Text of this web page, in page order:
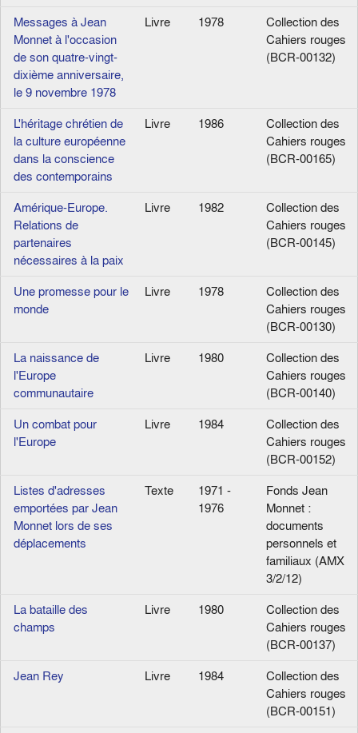
Messages à Jean
Monnet à l'occasion
de son quatre-vingt-
dixième anniversaire,
le 9 novembre 1978
Livre 1978
Collection des
Cahiers rouges
(BCR-00132)
L'héritage chrétien de
la culture européenne
dans la conscience
des contemporains
Livre 1986
Collection des
Cahiers rouges
(BCR-00165)
Amérique-Europe.
Relations de
partenaires
nécessaires à la paix
Livre 1982
Collection des
Cahiers rouges
(BCR-00145)
Une promesse pour le
monde
Livre 1978
Collection des
Cahiers rouges
(BCR-00130)
La naissance de
l'Europe
communautaire
Livre 1980
Collection des
Cahiers rouges
(BCR-00140)
Un combat pour
l'Europe
Livre 1984
Collection des
Cahiers rouges
(BCR-00152)
Listes d'adresses
emportées par Jean
Monnet lors de ses
déplacements
Texte
1971 -
1976
Fonds Jean
Monnet :
documents
personnels et
familiaux (AMX
3/2/12)
La bataille des
champs
Livre 1980
Collection des
Cahiers rouges
(BCR-00137)
Jean Rey
Livre 1984
Collection des
Cahiers rouges
(BCR-00151)